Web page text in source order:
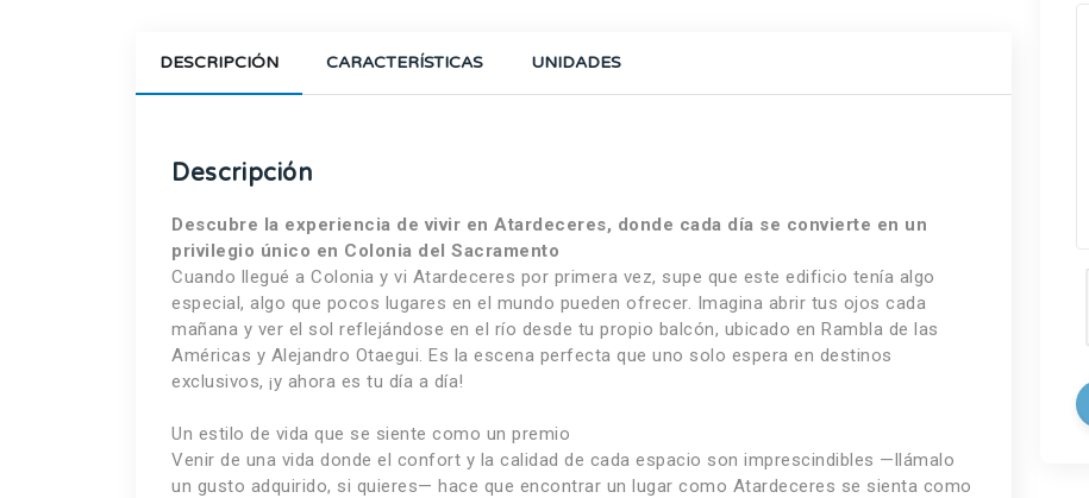
DESCRIPCIÓN CARACTERÍSTICAS UNIDADES
Descripción
Descubre la experiencia de vivir en Atardeceres, donde cada día se convierte en un
privilegio único en Colonia del Sacramento
Cuando llegué a Colonia y vi Atardeceres por primera vez, supe que este edificio tenía algo
especial, algo que pocos lugares en el mundo pueden ofrecer. Imagina abrir tus ojos cada
mañana y ver el sol reflejándose en el río desde tu propio balcón, ubicado en Rambla de las
Américas y Alejandro Otaegui. Es la escena perfecta que uno solo espera en destinos
exclusivos, ¡y ahora es tu día a día!
Un estilo de vida que se siente como un premio
Venir de una vida donde el confort y la calidad de cada espacio son imprescindibles —llámalo
un gusto adquirido, si quieres— hace que encontrar un lugar como Atardeceres se sienta como